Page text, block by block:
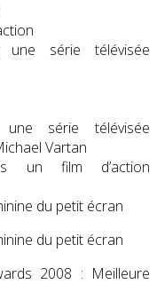
une série télévisée
série télévisée
Vartan
un film d’action
du petit écran
du petit écran
2008 : Meilleure